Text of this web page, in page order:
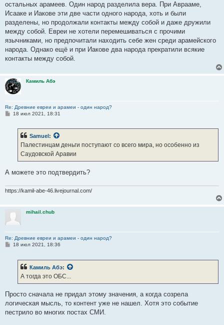
остальных арамеев. Один народ разделила вера. При Аврааме,
Исааке и Иакове эти две части одного народа, хоть и были
разделены, но продолжали контакты между собой и даже дружили
между собой. Евреи не хотели перемешиваться с прочими
язычниками, но предпочитали находить себе жен среди арамейского
народа. Однако ещё и при Иакове два народа прекратили всякие
контакты между собой.
Камиль Абэ
Re: Древние евреи и арамеи - один народ?
С18 июл 2021, 18:31
Samuel :
Палестинцам деньги поступают со всего мира, но особенно из
Саудовской Аравии
А можете это подтвердить?
https://kamil-abe-46.livejournal.com/
mihail.chub
Re: Древние евреи и арамеи - один народ?
С
е
18 июл 2021, 18:36
Камиль Абэ:
А тогда это ОБС...
Просто сначала не придал этому значения, а когда созрела
логическая мысль, то контент уже не нашел. Хотя это событие
пестрило во многих постах СМИ.